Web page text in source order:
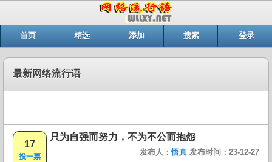
首页 精选 添加 搜索 登录
最新网络流行语
17
投一票
只为自强而努力，不为不公而抱怨
发布人：悟真 发布时间：23-12-27